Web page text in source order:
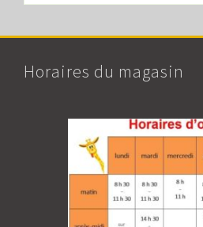
Horaires du magasin